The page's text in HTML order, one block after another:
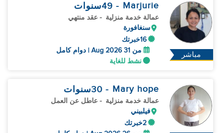
مباشر
Marjurie
- 49 سنوات
عمالة خدمة منزلية - عقد منتهي
سنغافورة
16خبرتك
من 31 Aug 2026 | دوام كامل
نشط للغاية
Mary hope
- 30 سنوات
عمالة خدمة منزلية - عاطل عن العمل
فيلبيني
2خبرتك